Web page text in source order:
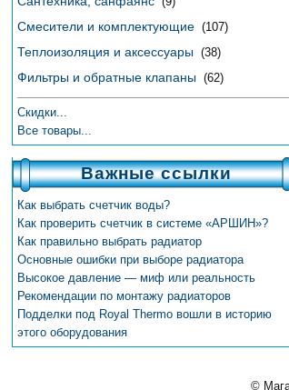
Смесители и комплектующие (107)
Теплоизоляция и аксессуары (38)
Фильтры и обратные клапаны (62)
Скидки...
Все товары...
Важные ссылки
Как выбрать счетчик воды?
Как проверить счетчик в системе «АРШИН»?
Как правильно выбрать радиатор
Основные ошибки при выборе радиатора
Высокое давление — миф или реальность
Рекомендации по монтажу радиаторов
Подделки под Royal Thermo вошли в историю
этого оборудования
©